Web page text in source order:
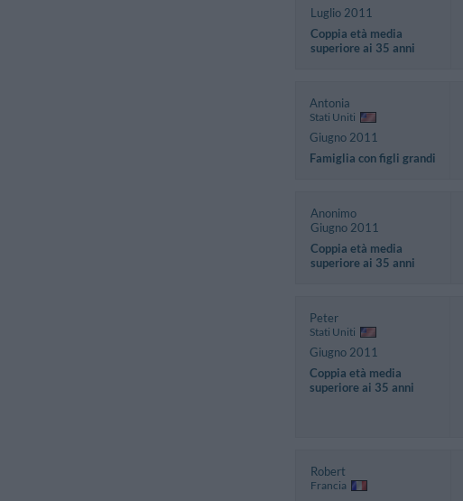
Luglio 2011
Coppia età media
superiore ai 35 anni
Antonia
Stati Uniti
Giugno 2011
Famiglia con figli grandi
Anonimo
Giugno 2011
Coppia età media
superiore ai 35 anni
Peter
Stati Uniti
Giugno 2011
Coppia età media
superiore ai 35 anni
Robert
Francia